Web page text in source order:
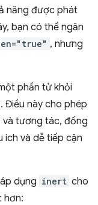
năng được phát
bạn có thể ngăn
, nhưng
phần tử khỏi
Điều này cho phép
và tương tác, đồng
ích và dễ tiếp cận
dụng inert cho
hơn: